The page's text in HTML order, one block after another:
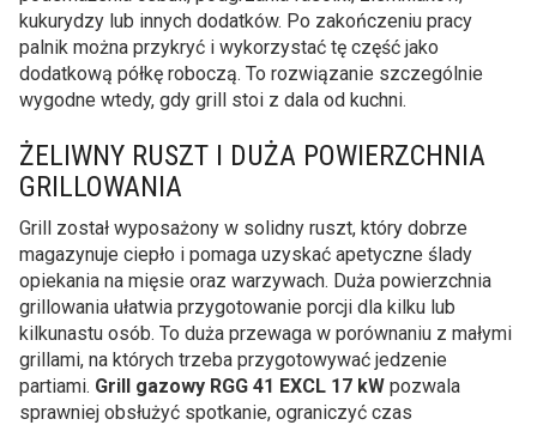
kukurydzy lub innych dodatków. Po zakończeniu pracy
palnik można przykryć i wykorzystać tę część jako
dodatkową półkę roboczą. To rozwiązanie szczególnie
wygodne wtedy, gdy grill stoi z dala od kuchni.
ŻELIWNY RUSZT I DUŻA POWIERZCHNIA
GRILLOWANIA
Grill został wyposażony w solidny ruszt, który dobrze
magazynuje ciepło i pomaga uzyskać apetyczne ślady
opiekania na mięsie oraz warzywach. Duża powierzchnia
grillowania ułatwia przygotowanie porcji dla kilku lub
kilkunastu osób. To duża przewaga w porównaniu z małymi
grillami, na których trzeba przygotowywać jedzenie
partiami. Grill gazowy RGG 41 EXCL 17 kW pozwala
sprawniej obsłużyć spotkanie, ograniczyć czas